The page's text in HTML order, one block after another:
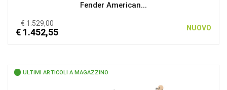
Fender American...
€ 1.529,00
€ 1.452,55 NUOVO
ULTIMI ARTICOLI A MAGAZZINO